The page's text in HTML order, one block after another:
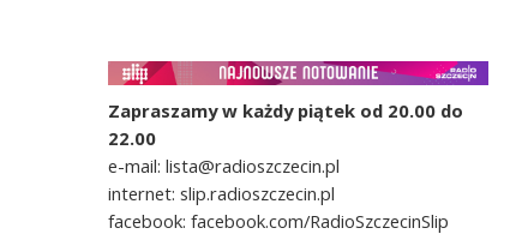
Zapraszamy w każdy piątek od 20.00 do
22.00
e-mail: lista@radioszczecin.pl
internet: slip.radioszczecin.pl
facebook: facebook.com/RadioSzczecinSlip